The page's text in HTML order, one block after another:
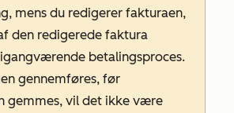
mens du redigerer fakturaen,
den redigerede faktura
betalingsproces.
gennemføres, før
gemmes, vil det ikke være